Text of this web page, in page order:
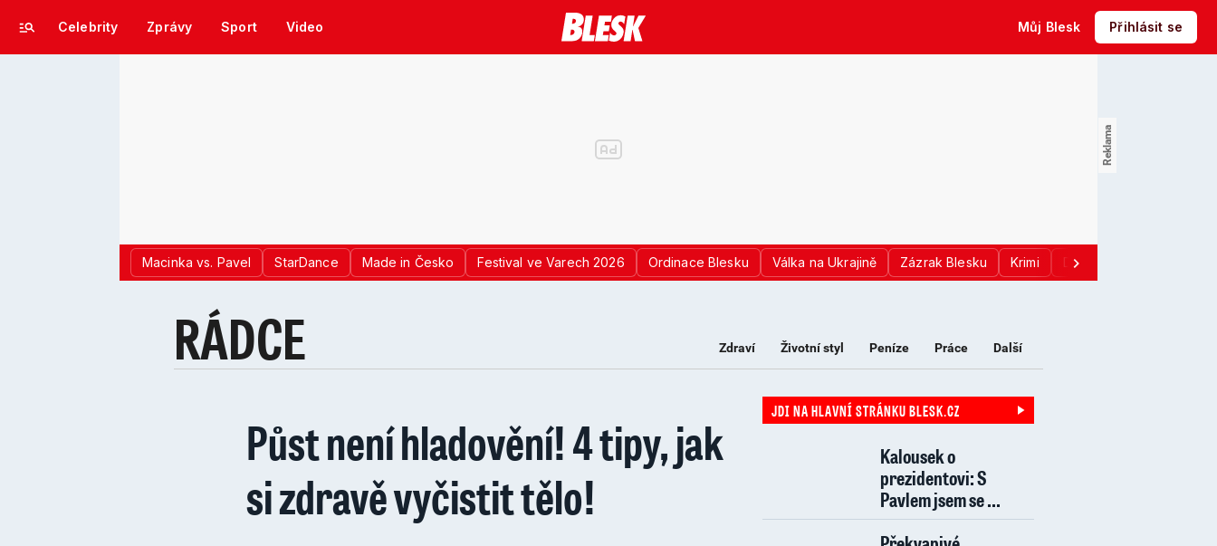
Celebrity Zprávy Sport Video Můj Blesk Přihlásit se
Macinka vs. Pavel StarDance Made in Česko Festival ve Varech 2026 Ordinace Blesku Válka na Ukrajině Zázrak Blesku Krimi Donald Trump
RÁDCE Zdraví Životní styl Peníze Práce Další
Půst není hladovění! 4 tipy, jak
si zdravě vyčistit tělo!
JDI NA HLAVNÍ STRÁNKU BLESK.CZ
Kalousek o
prezidentovi: S
Pavlem jsem se ...